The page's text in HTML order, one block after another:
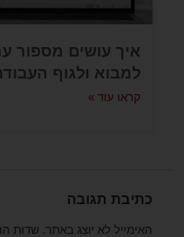
איך עושים מספור
למבוא ולגוף
קראו עוד »
כתיבת תגובה
האימייל לא יוצג באתר. שדות